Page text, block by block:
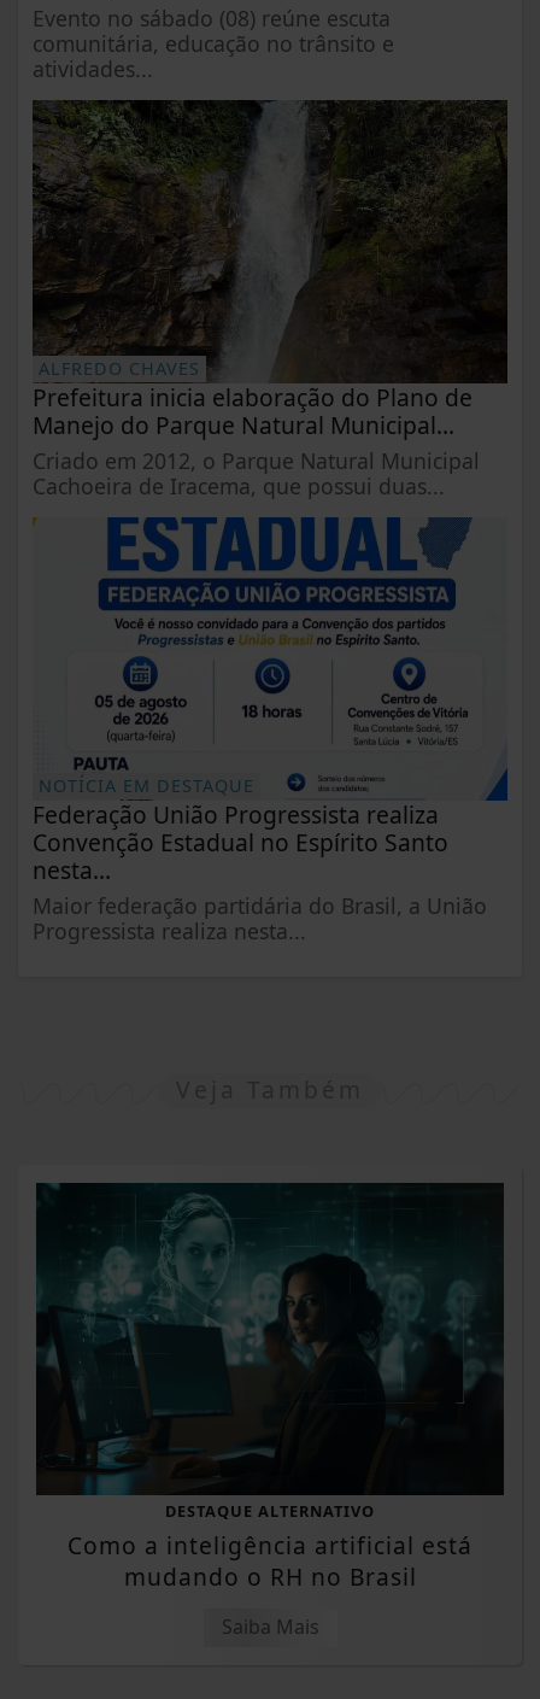
Evento no sábado (08) reúne escuta
comunitária, educação no trânsito e
atividades...
ALFREDO CHAVES
Prefeitura inicia elaboração do Plano de
Manejo do Parque Natural Municipal...
Criado em 2012, o Parque Natural Municipal
Cachoeira de Iracema, que possui duas...
NOTÍCIA EM DESTAQUE
Federação União Progressista realiza
Convenção Estadual no Espírito Santo
nesta...
Maior federação partidária do Brasil, a União
Progressista realiza nesta...
DESTAQUE ALTERNATIVO
Como a inteligência artificial está
mudando o RH no Brasil
Saiba Mais